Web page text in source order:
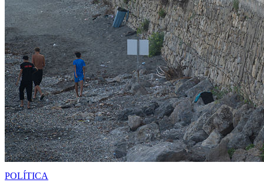
POLÍTICA